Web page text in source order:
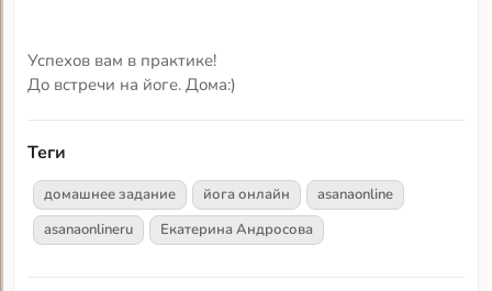
Успехов вам в практике!
До встречи на йоге. Дома:)
Теги
домашнее задание йога онлайн
asanaonline
asanaonlineru
Екатерина Андросова